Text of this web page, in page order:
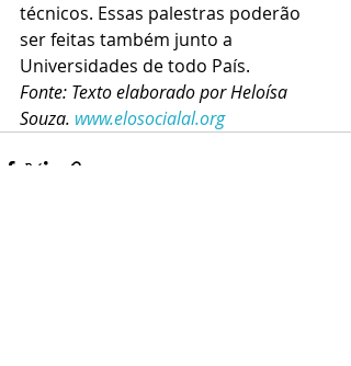
técnicos. Essas palestras poderão
ser feitas também junto a
Universidades de todo País.
Fonte: Texto elaborado por Heloísa
Souza. www.elosocialal.org